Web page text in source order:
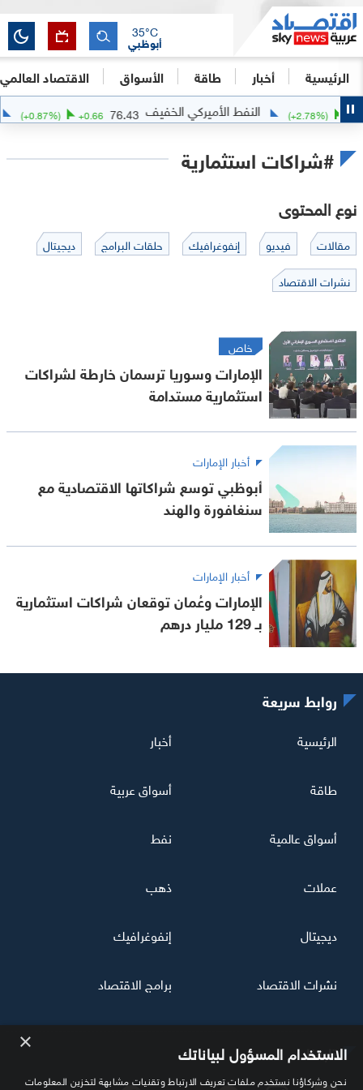
الرئيسية أخبار طاقة الأسواق الاقتصاد العالمي
أبوظبي
35°C
+
(+2.78%) النفط الأميركي الخفيف 76.43
+0.66
(+0.87%)
#شراكات استثمارية
نوع المحتوى
مقالات فيديو إنفوغرافيك حلقات البرامج
ديجيتال
نشرات الاقتصاد
خاص
الإمارات وسوريا ترسمان خارطة لشراكات
استثمارية مستدامة
أخبار الإمارات
أبوظبي توسع شراكاتها الاقتصادية مع
سنغافورة والهند
أخبار الإمارات
الإمارات وعُمان توقعان شراكات استثمارية
بـ 129 مليار درهم
تابعنا
روابط سريعة
الرئيسية أخبار
طاقة أسواق عربية
أسواق عالمية نفط
عملات ذهب
ديجيتال إنفوغرافيك
نشرات الاقتصاد برامج الاقتصاد
× الاستخدام المسؤول لبياناتك
نحن وشركاؤنا نستخدم ملفات تعريف الارتباط وتقنيات مشابهة لتخزين المعلومات